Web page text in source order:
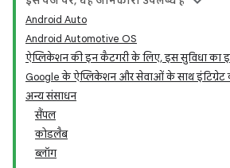
Android Auto
Android Automotive OS
ऐप्लिकेशन की इन कैटगरी के लिए, इस सुविधा का
Google के ऐप्लिकेशन और सेवाओं के साथ इंटिग्रेट
अन्य संसाधन
सैंपल
कोडलैब
ब्लॉग